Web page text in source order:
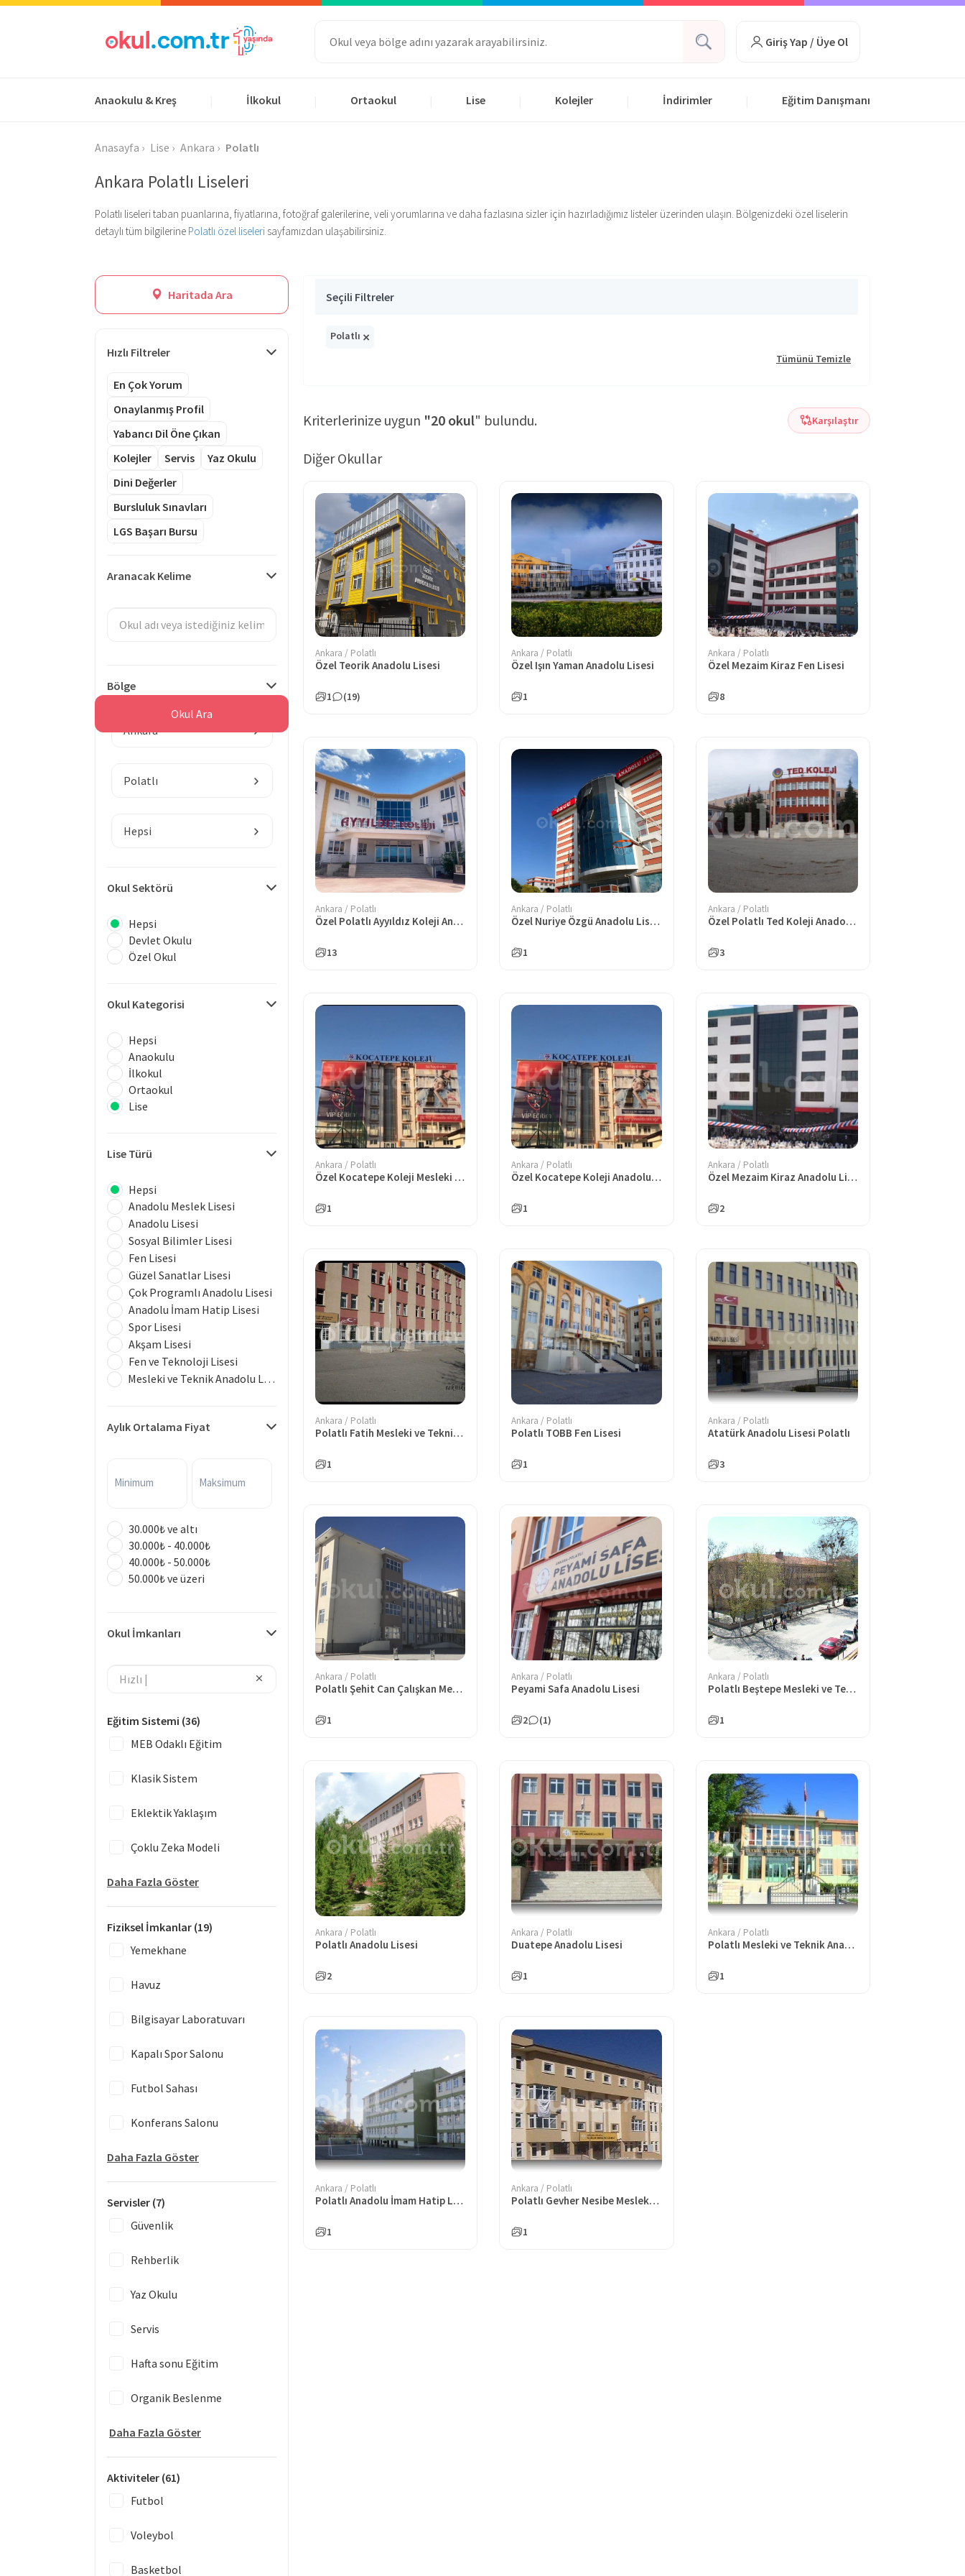
Giriş Yap / Üye Ol
Anaokulu & Kreş İlkokul Ortaokul Lise Kolejler İndirimler Eğitim Danışmanı
Anasayfa Lise Ankara Polatlı
Ankara Polatlı Liseleri
Polatlı liseleri taban puanlarına, fiyatlarına, fotoğraf galerilerine, veli yorumlarına ve daha fazlasına sizler için hazırladığımız listeler üzerinden ulaşın. Bölgenizdeki özel liselerin
detaylı tüm bilgilerine Polatlı özel liseleri sayfamızdan ulaşabilirsiniz.
Haritada Ara
Hızlı Filtreler
En Çok Yorum
Onaylanmış Profil
Yabancı Dil Öne Çıkan
Kolejler
Servis
Yaz Okulu
Dini Değerler
Bursluluk Sınavları
LGS Başarı Bursu
Aranacak Kelime
Bölge
Ankara
Polatlı
Hepsi
Okul Sektörü
Hepsi
Devlet Okulu
Özel Okul
Okul Kategorisi
Hepsi
Anaokulu
İlkokul
Ortaokul
Lise
Lise Türü
Hepsi
Anadolu Meslek Lisesi
Anadolu Lisesi
Sosyal Bilimler Lisesi
Fen Lisesi
Güzel Sanatlar Lisesi
Çok Programlı Anadolu Lisesi
Anadolu İmam Hatip Lisesi
Spor Lisesi
Akşam Lisesi
Fen ve Teknoloji Lisesi
Mesleki ve Teknik Anadolu Lisesi
Aylık Ortalama Fiyat
Minimum Maksimum
30.000₺ ve altı
30.000₺ - 40.000₺
40.000₺ - 50.000₺
50.000₺ ve üzeri
Okul İmkanları
Eğitim Sistemi (36)
MEB Odaklı Eğitim
Klasik Sistem
Eklektik Yaklaşım
Çoklu Zeka Modeli
Daha Fazla Göster
Fiziksel İmkanlar (19)
Yemekhane
Havuz
Bilgisayar Laboratuvarı
Kapalı Spor Salonu
Futbol Sahası
Konferans Salonu
Daha Fazla Göster
Servisler (7)
Güvenlik
Rehberlik
Yaz Okulu
Servis
Hafta sonu Eğitim
Organik Beslenme
Daha Fazla Göster
Aktiviteler (61)
Futbol
Voleybol
Basketbol
Okul Ara
Seçili Filtreler
Polatlı ×
Tümünü Temizle
Kriterlerinize uygun "20 okul" bulundu. Karşılaştır
Diğer Okullar
Ankara / Polatlı
Özel Teorik Anadolu Lisesi
1 (19)
Ankara / Polatlı
Özel Işın Yaman Anadolu Lisesi
1
Ankara / Polatlı
Özel Mezaim Kiraz Fen Lisesi
8
Ankara / Polatlı
Özel Polatlı Ayyıldız Koleji Anadolu Lisesi
13
Ankara / Polatlı
Özel Nuriye Özgü Anadolu Lisesi
1
Ankara / Polatlı
Özel Polatlı Ted Koleji Anadolu Lisesi
3
Ankara / Polatlı
Özel Kocatepe Koleji Mesleki Ve Teknik Anadolu Lisesi
1
Ankara / Polatlı
Özel Kocatepe Koleji Anadolu Lisesi
1
Ankara / Polatlı
Özel Mezaim Kiraz Anadolu Lisesi
2
Ankara / Polatlı
Polatlı Fatih Mesleki ve Teknik Anadolu Lisesi
1
Ankara / Polatlı
Polatlı TOBB Fen Lisesi
1
Ankara / Polatlı
Atatürk Anadolu Lisesi Polatlı
3
Ankara / Polatlı
Polatlı Şehit Can Çalışkan Mesleki ve Teknik Anadolu Lisesi
1
Ankara / Polatlı
Peyami Safa Anadolu Lisesi
2 (1)
Ankara / Polatlı
Polatlı Beştepe Mesleki ve Teknik Anadolu Lisesi
1
Ankara / Polatlı
Polatlı Anadolu Lisesi
2
Ankara / Polatlı
Duatepe Anadolu Lisesi
1
Ankara / Polatlı
Polatlı Mesleki ve Teknik Anadolu Lisesi
1
Ankara / Polatlı
Polatlı Anadolu İmam Hatip Lisesi
1
Ankara / Polatlı
Polatlı Gevher Nesibe Mesleki ve Teknik Anadolu Lisesi
1